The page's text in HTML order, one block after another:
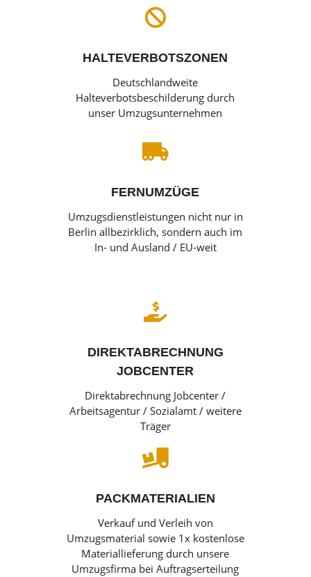

HALTEVERBOTSZONEN
Deutschlandweite
Halteverbotsbeschilderung durch
unser Umzugsunternehmen

FERNUMZÜGE
Umzugsdienstleistungen nicht nur in
Berlin allbezirklich, sondern auch im
In- und Ausland / EU-weit

DIREKTABRECHNUNG
JOBCENTER
Direktabrechnung Jobcenter /
Arbeitsagentur / Sozialamt / weitere
Träger

PACKMATERIALIEN
Verkauf und Verleih von
Umzugsmaterial sowie 1x kostenlose
Materiallieferung durch unsere
Umzugsfirma bei Auftragserteilung